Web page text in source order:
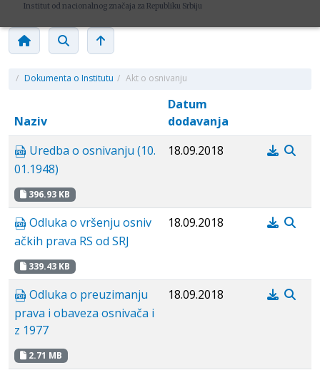
Institut od nacionalnog značaja za Republiku Srbiju
/ Dokumenta o Institutu / Akt o osnivanju
Naziv
Datum
dodavanja
Uredba o osnivanju (10.
01.1948)
396.93 KB
18.09.2018
Odluka o vršenju osniv
ačkih prava RS od SRJ
339.43 KB
18.09.2018
Odluka o preuzimanju
prava i obaveza osnivača i
z 1977
2.71 MB
18.09.2018